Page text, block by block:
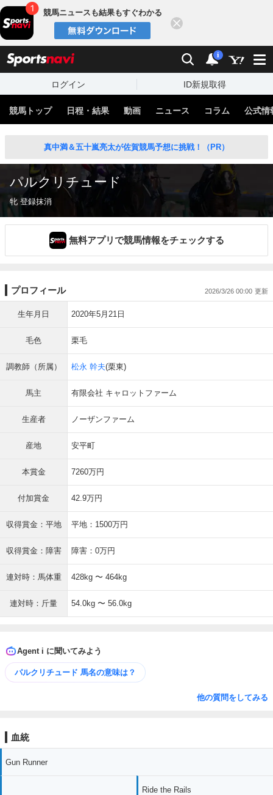
競馬ニュースも結果もすぐわかる
検索 通知
i
ログイン ID新規取得
競馬トップ 日程・結果 動画 ニュース コラム 公式情
真中満＆五十嵐亮太が佐賀競馬予想に挑戦！（PR）
パルクリチュード
牝 登録抹消
無料アプリで競馬情報をチェックする
プロフィール 2026/3/26 00:00
生年月日 2020年5月21日
毛色 栗毛
調教師（所属） 松永 幹夫(栗東)
馬主 有限会社 キャロットファーム
生産者 ノーザンファーム
産地 安平町
本賞金 7260万円
付加賞金 42.9万円
収得賞金：平地 平地：1500万円
収得賞金：障害 障害：0万円
連対時：馬体重 428kg 〜 464kg
連対時：斤量 54.0kg 〜 56.0kg
Agent i に聞いてみよう
パルクリチュード 馬名の意味は？
他の質問をしてみる
血統
Gun Runner
Ride the Rails